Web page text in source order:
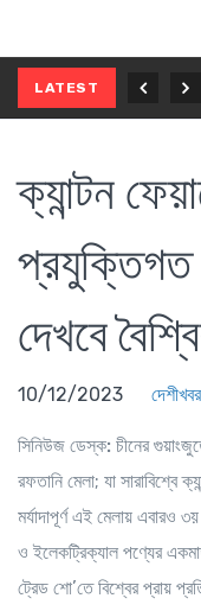
LATEST
ক্যান্টন
প্রযুক্তিগত
দেখবে
10/12/2023 দেশীখবর
সিনিউজ ডেস্ক: চীনের
রফতানি মেলা; যা সারাবিশ্বে
মর্যাদাপূর্ণ এই মেলায় এবারও
ও ইলেকট্রিক্যাল পণ্যের
ট্রেড শো’তে বিশ্বের প্রায়